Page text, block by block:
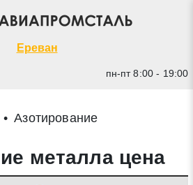
Ереван
пн-пт 8:00 - 19:00
Азотирование
металла цена
заявка